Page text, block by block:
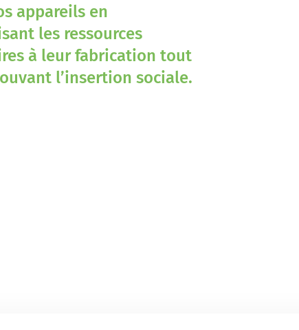
appareils en
les ressources
à leur fabrication tout
l’insertion sociale.